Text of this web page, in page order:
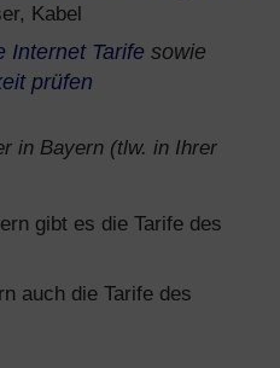
Kabel
Internet Tarife sowie
prüfen
in Bayern (tlw. in Ihrer
gibt es die Tarife des
auch die Tarife des